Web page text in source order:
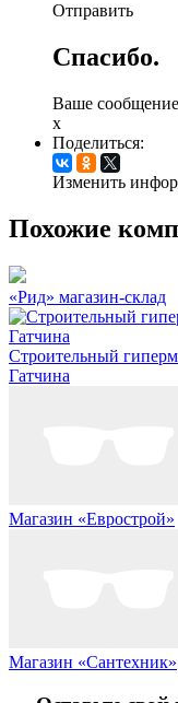
Отправить
Спасибо.
Ваше
x
Поделиться:
Изменить
Похожие
«Рид» магазин-склад
Строительный
Гатчина
Магазин «Еврострой»
Магазин «Сантехник»